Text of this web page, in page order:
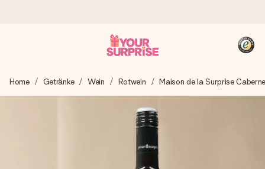
Wir bereiten dein Geschenk sorgfältig vor und schicken es
blitzschnell – damit du es genau zum richtigen Zeitpunkt
überreichen kannst, wenn es am meisten zählt.
4,8 (basierend auf +15.000 Bewertungen)
Home Getränke Wein Rotwein Maison de la Surprise